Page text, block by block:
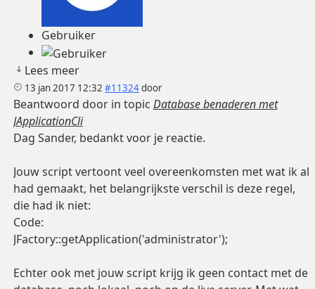
Gebruiker
Lees meer
13 jan 2017 12:32 #11324door
Beantwoord door in topic Database benaderen met
JApplicationCli
Dag Sander, bedankt voor je reactie.
Jouw script vertoont veel overeenkomsten met wat ik al
had gemaakt, het belangrijkste verschil is deze regel,
die had ik niet:
Code:
JFactory::getApplication('administrator');
Echter ook met jouw script krijg ik geen contact met de